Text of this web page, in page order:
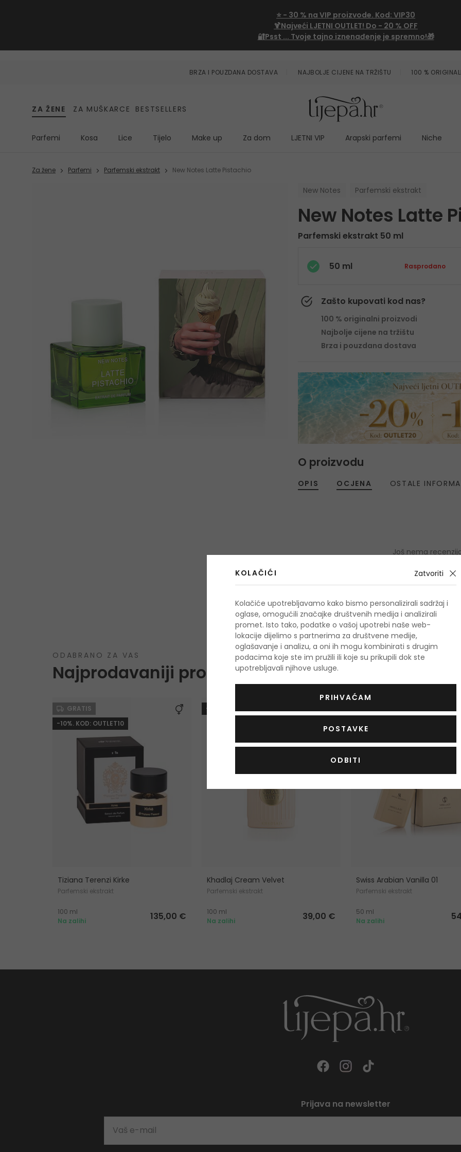
⭐ - 30 % na VIP proizvode. Kod: VIP30
🍹Najveći LJETNI OUTLET! Do - 20 % OFF
🔐Psst ... Tvoje tajno iznenađenje je spremno!🎁
BRZA I POUZDANA DOSTAVA NAJBOLJE CIJENE NA TRŽIŠTU 100 %
ZA ŽENE ZA MUŠKARCE BESTSELLERS
Parfemi Kosa Lice Tijelo Make up Za dom LJETNI VIP Arapski parfemi Niche
Za žene Parfemi Parfemski ekstrakt New Notes Latte Pistachio
New Notes Parfemski ekstrakt
New Notes Latte
Parfemski ekstrakt 50 ml
50 ml Rasprodano
Zašto kupovati kod nas?
100 % originalni proizvodi
Najbolje cijene na tržištu
Brza i pouzdana dostava
O proizvodu
OPIS OCJENA
Još nema
Podaci
OSTALE
ODABRANO ZA VAS
Najprodavaniji proizvodi
GRATIS
-10%. KOD: OUTLET10
Tiziana Terenzi Kirke
Parfemski ekstrakt
100 ml
Na zalihi
135,00 €
-30% KOD: VIP30
Khadlaj Cream Velvet
Parfemski ekstrakt
100 ml
Na zalihi
39,00 €
Swiss Arabian Vanilla 01
Parfemski ekstrakt
50 ml
Na zalihi
Prijava na newsletter
KOLAČIĆI Zatvoriti
Kolačiće upotrebljavamo kako bismo personalizirali sadržaj i
oglase, omogućili značajke društvenih medija i analizirali
promet. Isto tako, podatke o vašoj upotrebi naše web-
lokacije dijelimo s partnerima za društvene medije,
oglašavanje i analizu, a oni ih mogu kombinirati s drugim
podacima koje ste im pružili ili koje su prikupili dok ste
upotrebljavali njihove usluge.
PRIHVAĆAM
POSTAVKE
ODBITI